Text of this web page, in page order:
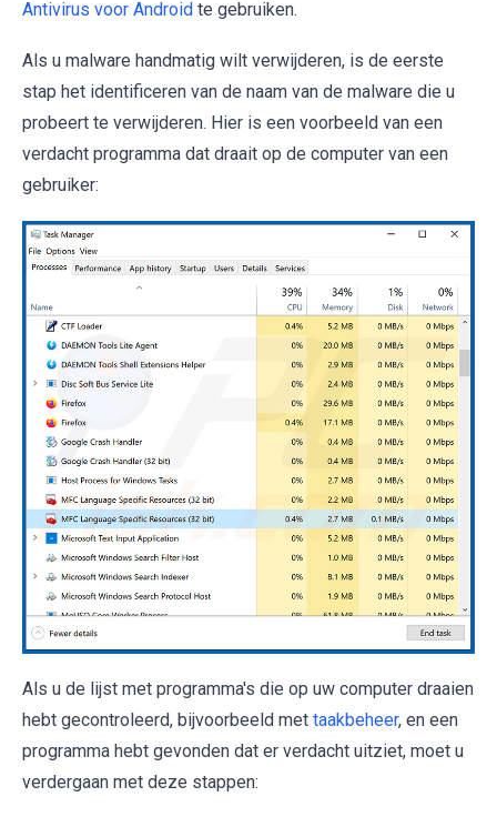
Antivirus voor Android te gebruiken.
Als u malware handmatig wilt verwijderen, is de eerste
stap het identificeren van de naam van de malware die u
probeert te verwijderen. Hier is een voorbeeld van een
verdacht programma dat draait op de computer van een
gebruiker:
Als u de lijst met programma's die op uw computer draaien
hebt gecontroleerd, bijvoorbeeld met taakbeheer, en een
programma hebt gevonden dat er verdacht uitziet, moet u
verdergaan met deze stappen: